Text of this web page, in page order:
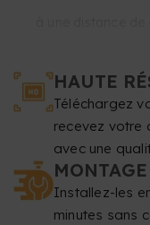
Maintenez tout le
moins 50 mm du
car ce sont des
tendeurs.
Résolution: au
HAUTE
Téléchargez
recevez votre
avec une
Installez-les
minutes sans